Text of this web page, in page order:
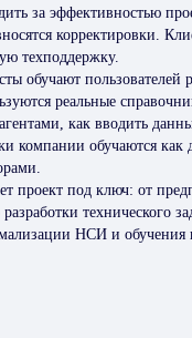
за эффективностью
корректировки.
техподдержку.
обучают пользователей
реальные
как вводить
компании обучаются как
проект под ключ: от
технического
НСИ и обучения